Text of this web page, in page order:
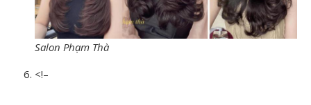
Salon Phạm Thà
<!–